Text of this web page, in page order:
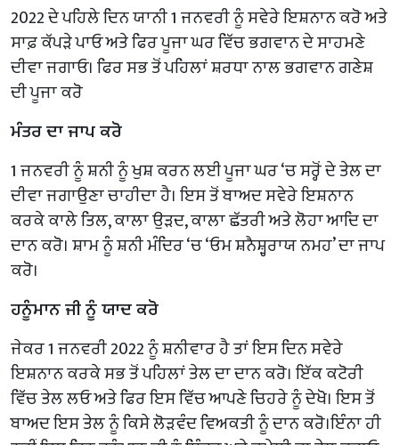
2022 ਦੇ ਪਹਿਲੇ ਦਿਨ ਯਾਨੀ 1 ਜਨਵਰੀ ਨੂੰ ਸਵੇਰੇ ਇਸ਼ਨਾਨ ਕਰੋ ਅਤੇ
ਸਾਫ਼ ਕੱਪੜੇ ਪਾਓ ਅਤੇ ਫਿਰ ਪੂਜਾ ਘਰ ਵਿੱਚ ਭਗਵਾਨ ਦੇ ਸਾਹਮਣੇ
ਦੀਵਾ ਜਗਾਓ। ਫਿਰ ਸਭ ਤੋਂ ਪਹਿਲਾਂ ਸ਼ਰਧਾ ਨਾਲ ਭਗਵਾਨ ਗਣੇਸ਼
ਦੀ ਪੂਜਾ ਕਰੋ
ਮੰਤਰ ਦਾ ਜਾਪ ਕਰੋ
1 ਜਨਵਰੀ ਨੂੰ ਸ਼ਨੀ ਨੂੰ ਖੁਸ਼ ਕਰਨ ਲਈ ਪੂਜਾ ਘਰ ‘ਚ ਸਰ੍ਹੋਂ ਦੇ ਤੇਲ ਦਾ
ਦੀਵਾ ਜਗਾਉਣਾ ਚਾਹੀਦਾ ਹੈ। ਇਸ ਤੋਂ ਬਾਅਦ ਸਵੇਰੇ ਇਸ਼ਨਾਨ
ਕਰਕੇ ਕਾਲੇ ਤਿਲ, ਕਾਲਾ ਉੜਦ, ਕਾਲਾ ਛੱਤਰੀ ਅਤੇ ਲੋਹਾ ਆਦਿ ਦਾ
ਦਾਨ ਕਰੋ। ਸ਼ਾਮ ਨੂੰ ਸ਼ਨੀ ਮੰਦਿਰ ‘ਚ ‘ਓਮ ਸ਼ਨੈਸ਼੍ਚਰਾਯ ਨਮਹ’ ਦਾ ਜਾਪ
ਕਰੋ।
ਹਨੂੰਮਾਨ ਜੀ ਨੂੰ ਯਾਦ ਕਰੋ
ਜੇਕਰ 1 ਜਨਵਰੀ 2022 ਨੂੰ ਸ਼ਨੀਵਾਰ ਹੈ ਤਾਂ ਇਸ ਦਿਨ ਸਵੇਰੇ
ਇਸ਼ਨਾਨ ਕਰਕੇ ਸਭ ਤੋਂ ਪਹਿਲਾਂ ਤੇਲ ਦਾ ਦਾਨ ਕਰੋ। ਇੱਕ ਕਟੋਰੀ
ਵਿੱਚ ਤੇਲ ਲਓ ਅਤੇ ਫਿਰ ਇਸ ਵਿੱਚ ਆਪਣੇ ਚਿਹਰੇ ਨੂੰ ਦੇਖੋ। ਇਸ ਤੋਂ
ਬਾਅਦ ਇਸ ਤੇਲ ਨੂੰ ਕਿਸੇ ਲੋੜਵੰਦ ਵਿਅਕਤੀ ਨੂੰ ਦਾਨ ਕਰੋ।ਇੰਨਾ ਹੀ